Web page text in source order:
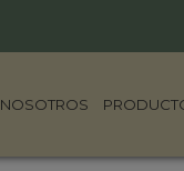
NOSOTROS